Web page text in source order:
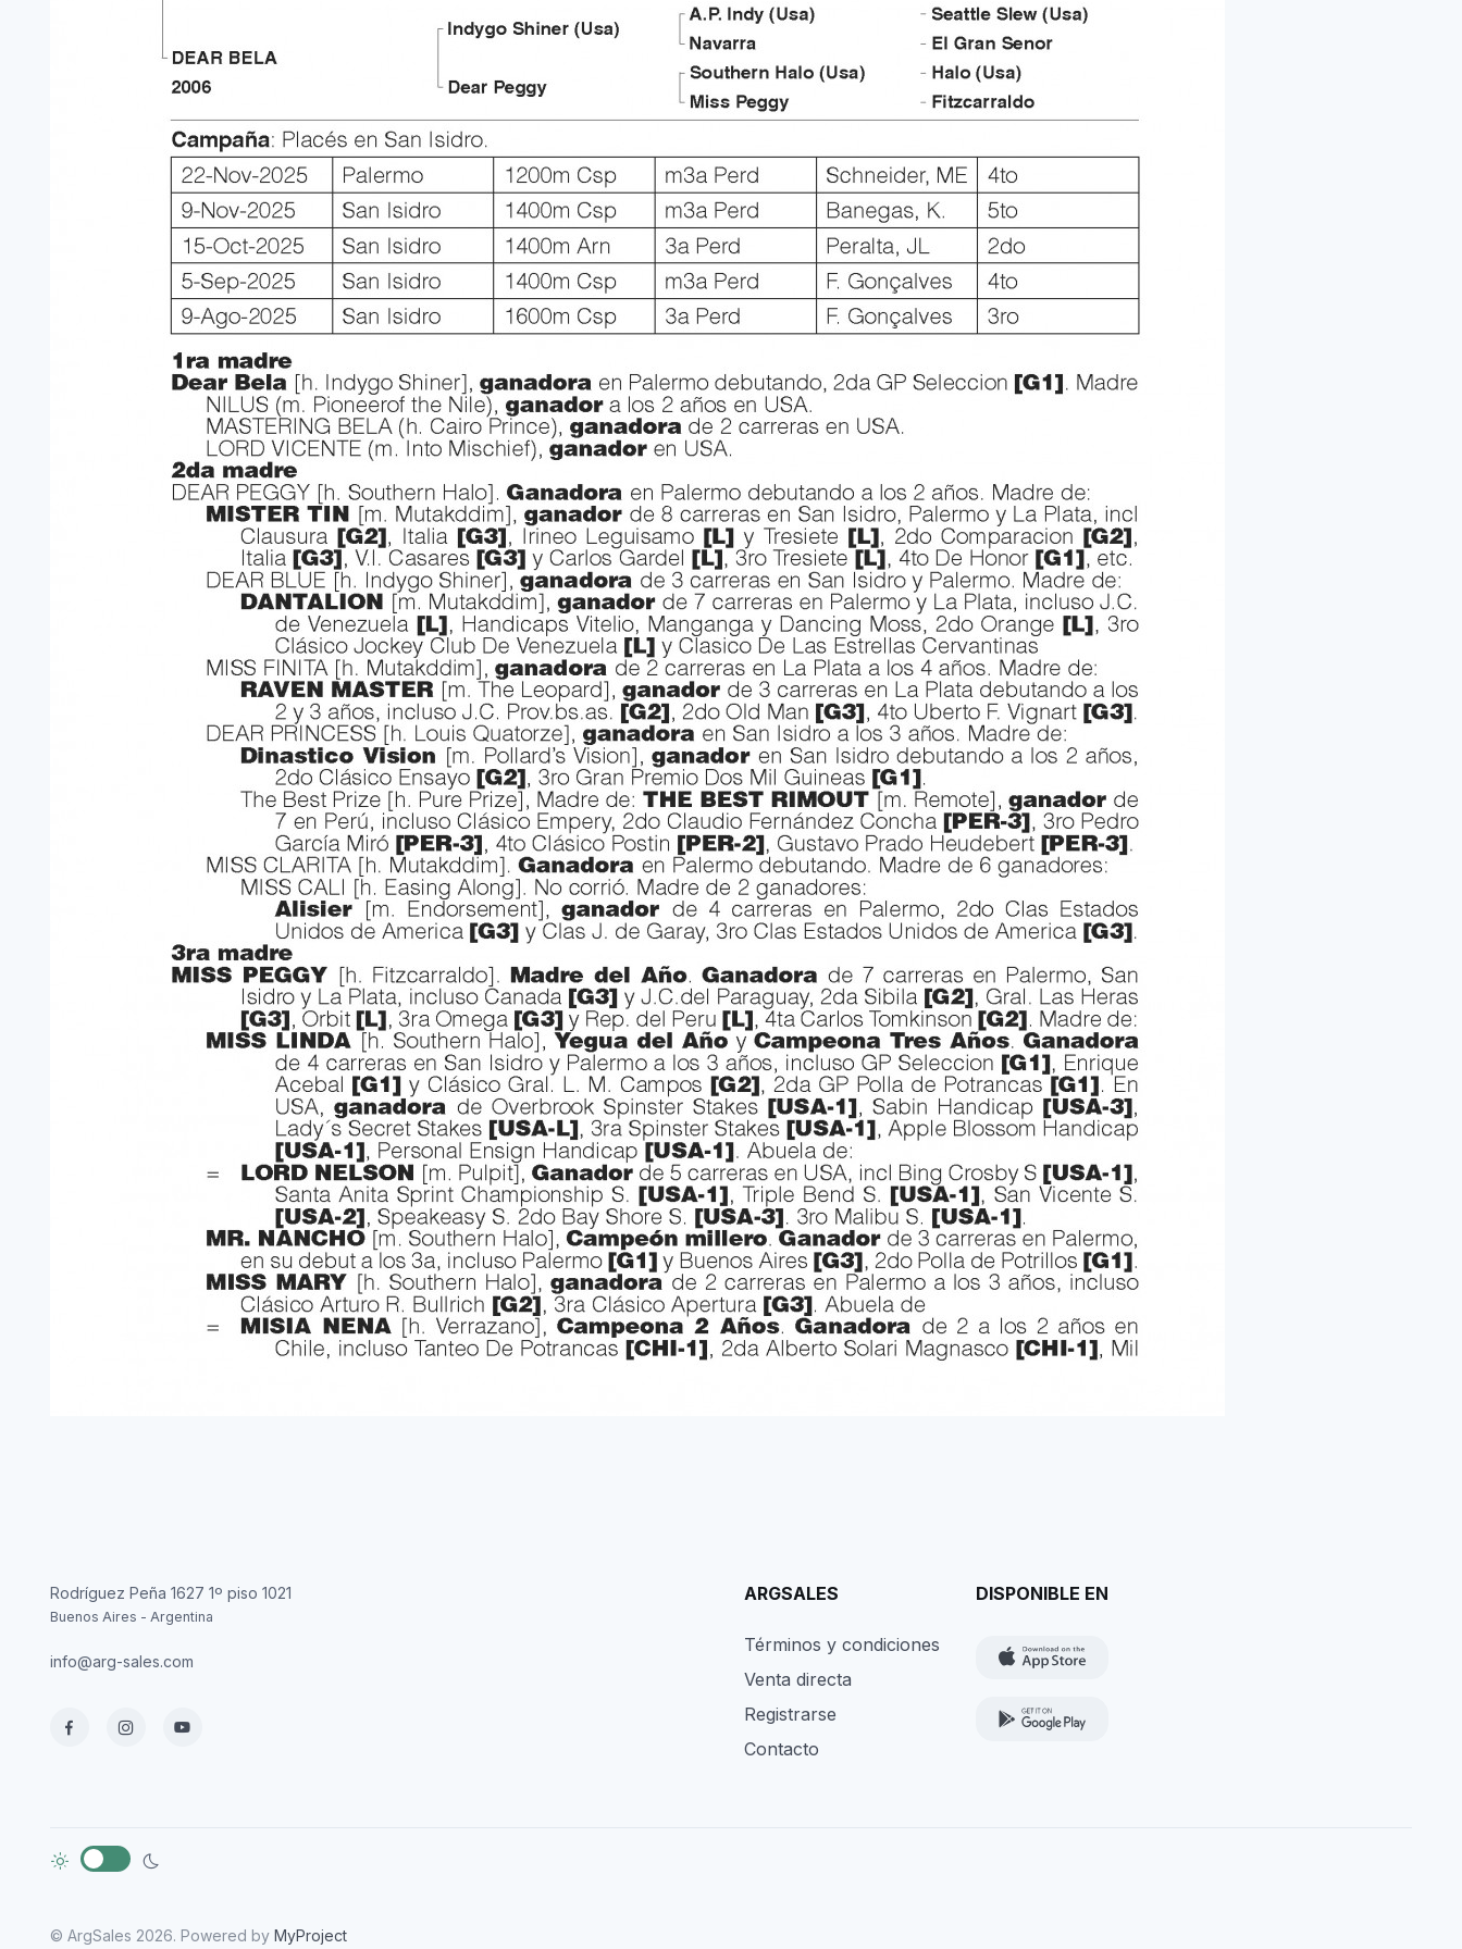
Rodríguez Peña 1627 1º piso 1021
Buenos Aires - Argentina
info@arg-sales.com
ARGSALES
Términos y condiciones
Venta directa
Registrarse
Contacto
DISPONIBLE EN
© ArgSales 2026. Powered by MyProject